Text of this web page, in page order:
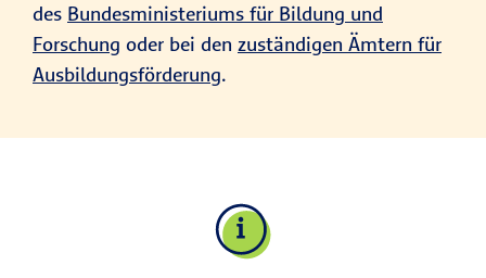
des Bundesministeriums für Bildung und
Forschung oder bei den zuständigen Ämtern für
Ausbildungsförderung.